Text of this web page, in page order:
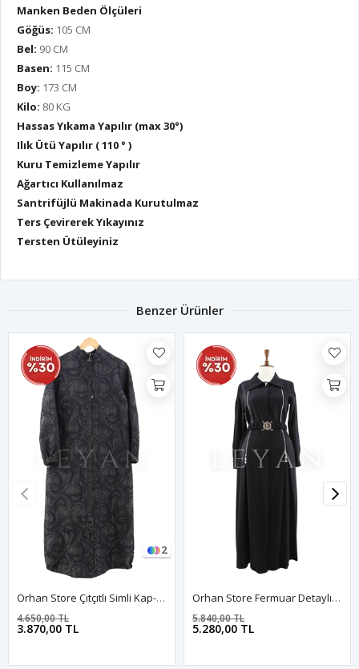
Manken Beden Ölçüleri
Göğüs: 105 CM
Bel: 90 CM
Basen: 115 CM
Boy: 173 CM
Kilo: 80 KG
Hassas Yıkama Yapılır (max 30°)
Ilık Ütü Yapılır ( 110 ° )
Kuru Temizleme Yapılır
Ağartıcı Kullanılmaz
Santrifüjlü Makinada Kurutulmaz
Ters Çevirerek Yıkayınız
Tersten Ütüleyiniz
Benzer Ürünler
2
Orhan Store Çıtçıtlı Simli Kap- LYN03316 Siyah
3.870,00 TL
4.650,00 TL
Orhan Store Fermuar Detaylı Kap- LYN04483 Siyah
5.280,00 TL
5.840,00 TL